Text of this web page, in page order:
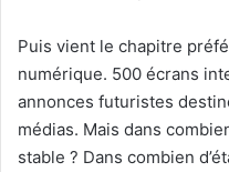
Puis vient le chapitre
numérique. 500 écrans
annonces futuristes
médias. Mais dans
stable ? Dans combien